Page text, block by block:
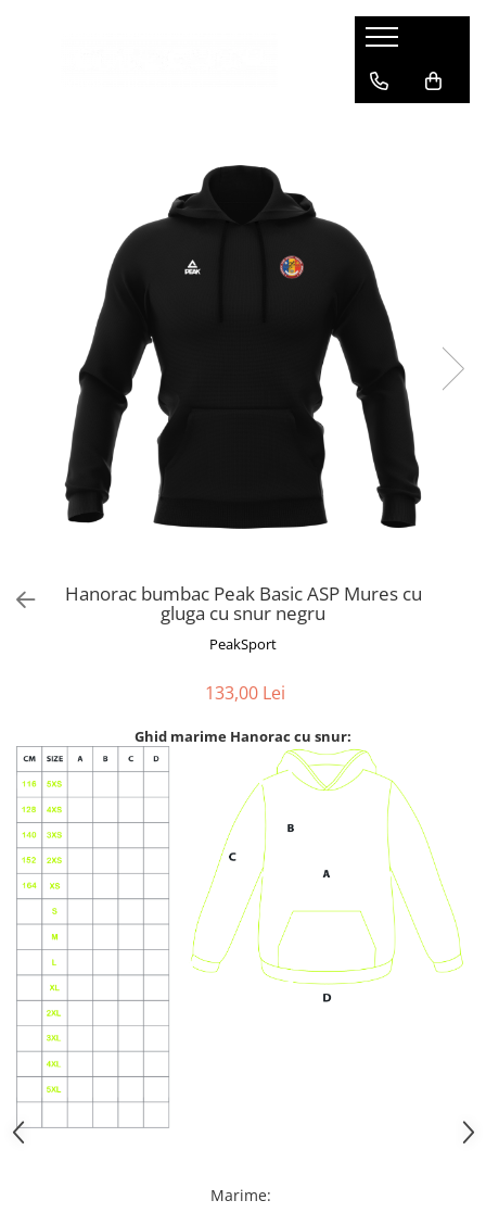
Hanorac bumbac Peak Basic ASP Mures cu
gluga cu snur negru
PeakSport
133,00 Lei
Ghid marime Hanorac cu snur:
Marime: